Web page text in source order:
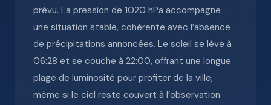
prévu. La pression de 1020 hPa accompagne
une situation stable, cohérente avec l’absence
de précipitations annoncées. Le soleil se lève à
06:28 et se couche à 22:00, offrant une longue
plage de luminosité pour profiter de la ville,
même si le ciel reste couvert à l’observation.